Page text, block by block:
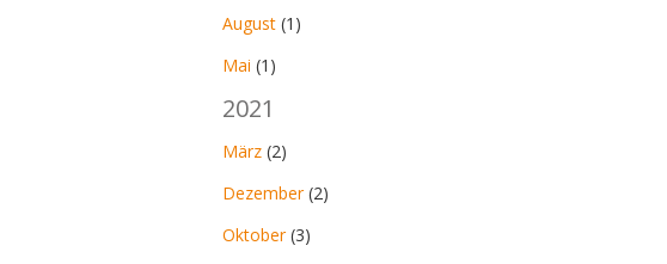
August (1)
Mai (1)
2021
März (2)
Dezember(2)
Oktober(3)